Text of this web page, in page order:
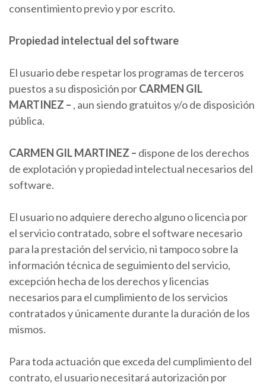
consentimiento previo y por escrito.
Propiedad intelectual del software
El usuario debe respetar los programas de terceros
puestos a su disposición porCARMEN GIL
MARTINEZ – , aun siendo gratuitos y/o de disposición
pública.
CARMEN GIL MARTINEZ – dispone de los derechos
de explotación y propiedad intelectual necesarios del
software.
El usuario no adquiere derecho alguno o licencia por
el servicio contratado, sobre el software necesario
para la prestación del servicio, ni tampoco sobre la
información técnica de seguimiento del servicio,
excepción hecha de los derechos y licencias
necesarios para el cumplimiento de los servicios
contratados y únicamente durante la duración de los
mismos.
Para toda actuación que exceda del cumplimiento del
contrato, el usuario necesitará autorización por